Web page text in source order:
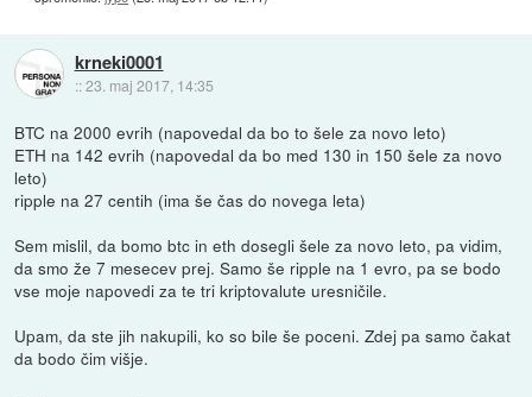
krneki0001
::23. maj 2017, 14:35
BTC na 2000 evrih (napovedal da bo to šele za novo leto)
ETH na 142 evrih (napovedal da bo med 130 in 150 šele za novo
leto)
ripple na 27 centih (ima še čas do novega leta)
Sem mislil, da bomo btc in eth dosegli šele za novo leto, pa vidim,
da smo že 7 mesecev prej. Samo še ripple na 1 evro, pa se bodo
vse moje napovedi za te tri kriptovalute uresničile.
Upam, da ste jih nakupili, ko so bile še poceni. Zdej pa samo čakat
da bodo čim višje.